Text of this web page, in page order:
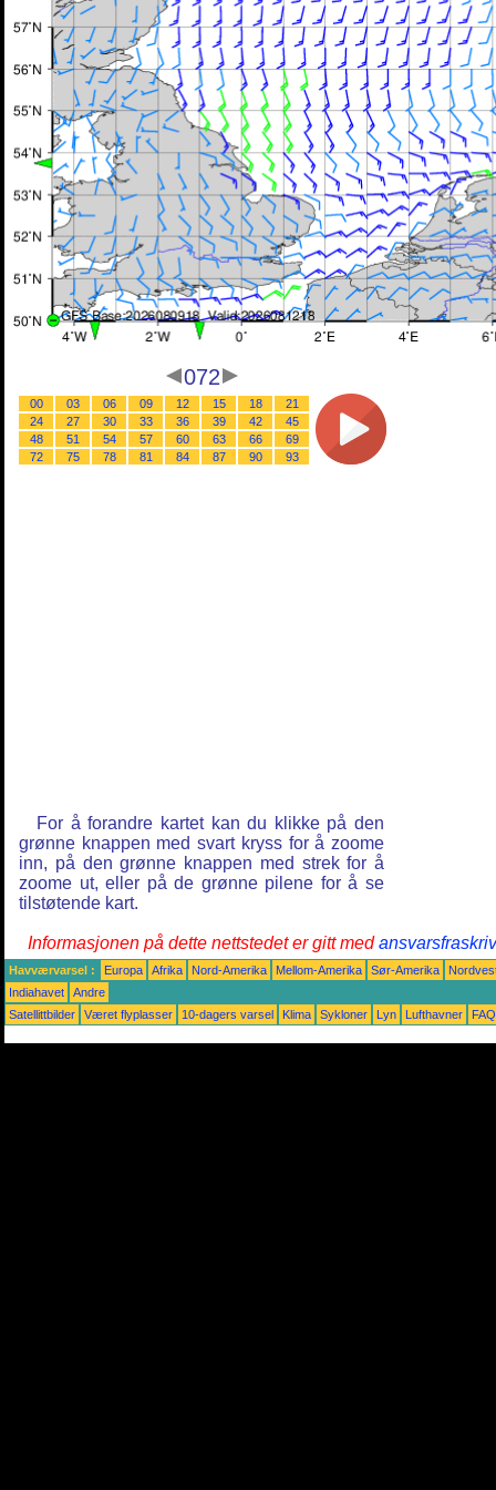
072
00 03 06 09 12 15 18
21
24
27 30 33 36 39 42
45
48
51 54 57 60 63 66
69
72
75 78 81 84 87 90 93
For å forandre kartet kan du klikke på den
grønne knappen med svart kryss for å zoome
inn, på den grønne knappen med strek for å
zoome ut, eller på de grønne pilene for å se
tilstøtende kart.
Informasjonen på dette nettstedet er gitt med
Havværvarsel : Europa Afrika Nord-Amerika Mellom-Amerika Sør-Amerika
Indiahavet
Andre
Satellittbilder
Været flyplasser 10-dagers varsel Klima Sykloner Lyn Lufthavner FAQ